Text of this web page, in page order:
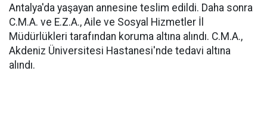
Antalya'da yaşayan annesine teslim edildi. Daha sonra
C.M.A. ve E.Z.A., Aile ve Sosyal Hizmetler İl
Müdürlükleri tarafından koruma altına alındı. C.M.A.,
Akdeniz Üniversitesi Hastanesi'nde tedavi altına
alındı.